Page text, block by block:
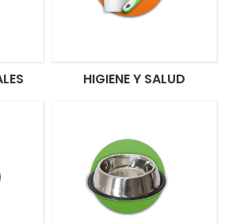
HIGIENE Y SALUD